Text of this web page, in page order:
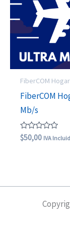
FiberCOM Hogar
FiberCOM
Mb/s
Valorado
con
$50,00 IVA